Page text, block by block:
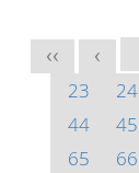
<< <
23
24
44
45
65
66